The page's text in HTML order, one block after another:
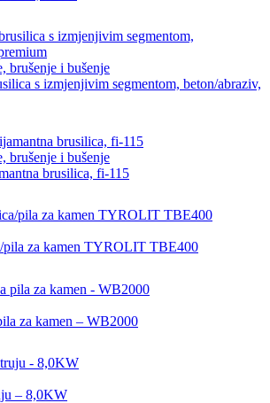
brušenje i bušenje
s izmjenjivim segmentom, beton/abraziv,
brušenje i bušenje
brusilica, fi-115
pila za kamen TYROLIT TBE400
za kamen – WB2000
– 8,0KW